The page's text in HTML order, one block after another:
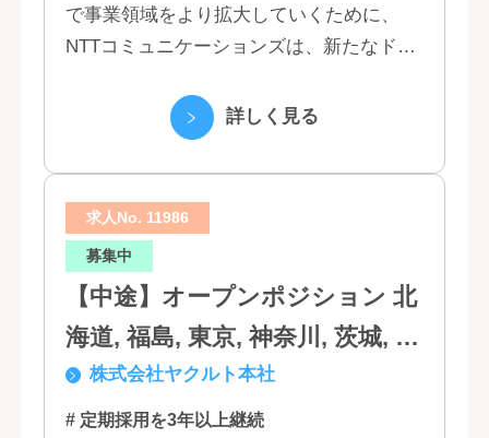
で事業領域をより拡大していくために、
NTTコミュニケーションズは、新たなドコ
たちは、クラウド、ネットワーク、セキュ
リティといっ...
詳しく見る
求人No. 11986
募集中
【中途】オープンポジション 北
海道, 福島, 東京, 神奈川, 茨城, 静
岡, 大阪, 兵庫, 福岡, 佐賀
株式会社ヤクルト本社
# 定期採用を3年以上継続